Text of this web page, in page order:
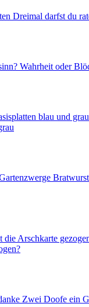
Dreimal darfst du
Wahrheit oder
Zwei Doofe ein